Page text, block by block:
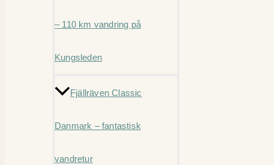
– 110 km vandring på
Kungsleden
Fjällräven Classic
Danmark – fantastisk
vandretur